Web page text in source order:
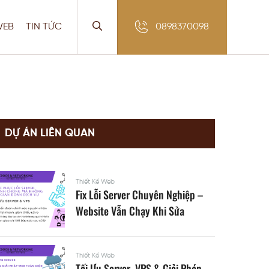
TIN TỨC 0898370098
DỰ ÁN LIÊN QUAN
Thiết Kế Web
Fix Lỗi Server Chuyên Nghiệp –
Website Vẫn Chạy Khi Sửa
Thiết Kế Web